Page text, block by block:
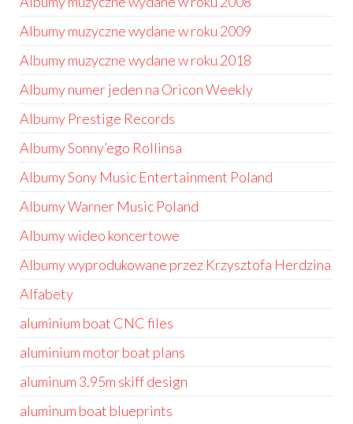
Albumy muzyczne wydane w roku 2009
Albumy muzyczne wydane w roku 2018
Albumy numer jeden na Oricon Weekly
Albumy Prestige Records
Albumy Sonny’ego Rollinsa
Albumy Sony Music Entertainment Poland
Albumy Warner Music Poland
Albumy wideo koncertowe
Albumy wyprodukowane przez Krzysztofa Herdzina
Alfabety
aluminium boat CNC files
aluminium motor boat plans
aluminum 3.95m skiff design
aluminum boat blueprints